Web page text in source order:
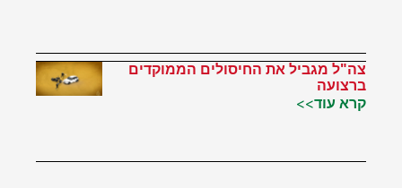
צה"ל מגביל את החיסולים הממוקדים
ברצועה
קרא עוד>>